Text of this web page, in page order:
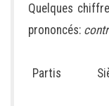
Quelques
prononcés:
Partis